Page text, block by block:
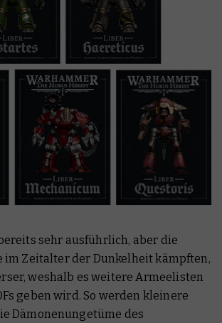
sehr ausführlich, aber die
im Zeitalter der Dunkelheit kämpften,
weshalb es weitere Armeelisten
geben wird. So werden kleinere
Dämonenungetüme des